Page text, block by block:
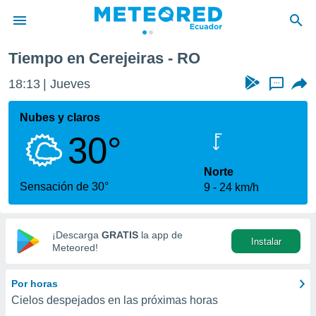
de
ha
calidad.
a este
las
y
digital
basada
Tiempo en Cerejeiras - RO
18:13 Jueves ...
Nubes y claros
30°
Sensación de 30°
Norte
9
24 km/h
¡Descarga GRATIS la app de
Meteored!
Instalar
Por horas
Cielos despejados en las próximas horas